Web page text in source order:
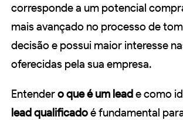
corresponde a um potencial
mais avançado no processo de
decisão e possui maior interesse
oferecidas pela sua empresa.
Entendero que é um leade como
lead qualificadoé fundamental